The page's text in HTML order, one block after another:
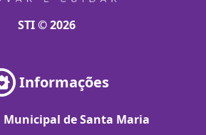
STI © 2026
Informações
de Santa Maria